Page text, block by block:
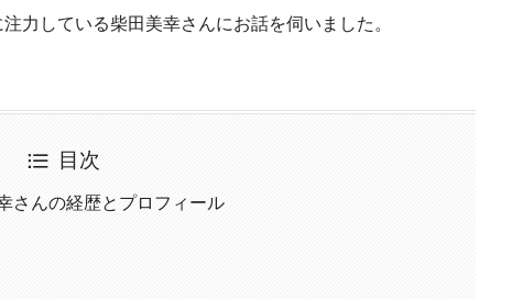
力している柴田美幸さんにお話を伺いました。
目次
さんの経歴とプロフィール